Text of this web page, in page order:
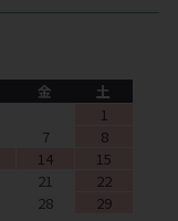
金
土
1
7
8
14
15
21
22
28
29